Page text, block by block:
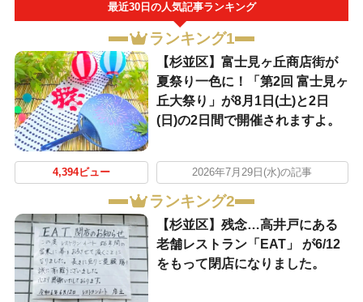
最近30日の人気記事ランキング
ランキング1
【杉並区】富士見ヶ丘商店街が
夏祭り一色に！「第2回 富士見ヶ
丘大祭り」が8月1日(土)と2日
(日)の2日間で開催されますよ。
4,394ビュー 2026年7月29日(水)の記事
ランキング2
【杉並区】残念…高井戸にある
老舗レストラン「EAT」 が6/12
をもって閉店になりました。